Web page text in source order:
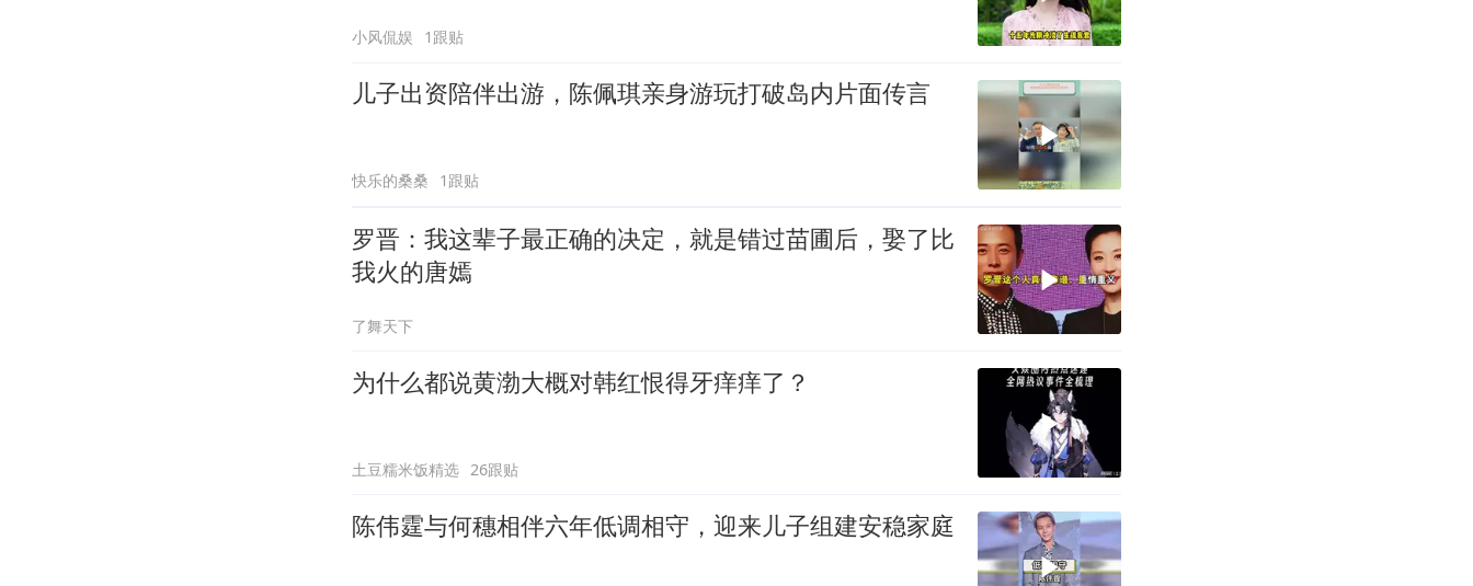
小风侃娱 1跟贴
儿子出资陪伴出游，陈佩琪亲身游玩打破岛内片面传言
快乐的桑桑 1跟贴
罗晋：我这辈子最正确的决定，就是错过苗圃后，娶了比
我火的唐嫣
了舞天下
为什么都说黄渤大概对韩红恨得牙痒痒了？
土豆糯米饭精选 26跟贴
陈伟霆与何穗相伴六年低调相守，迎来儿子组建安稳家庭